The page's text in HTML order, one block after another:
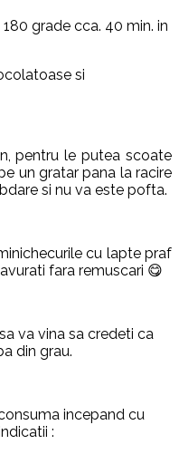
grade cca. 40 min. in
si
pentru le putea scoate
un gratar pana la racire
si nu va este pofta.
cu lapte praf
fara remuscari 😋
va vina sa credeti ca
din grau.
incepand cu
: